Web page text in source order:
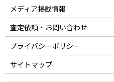
メディア掲載情報
査定依頼・お問い合わせ
プライバシーポリシー
サイトマップ